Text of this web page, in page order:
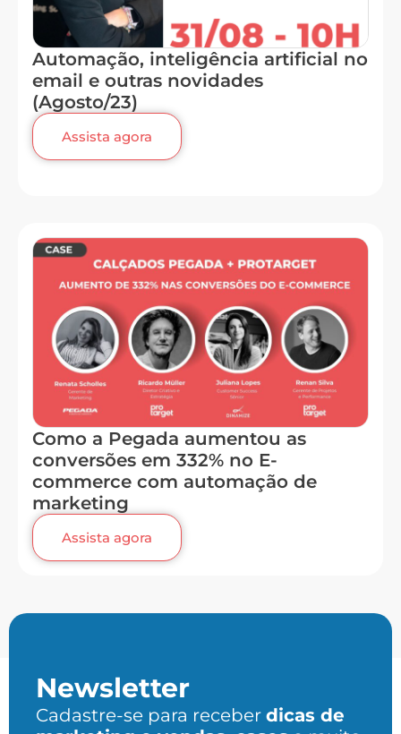
Automação, inteligência artificial no
email e outras novidades
(Agosto/23)
Assista agora
Como a Pegada aumentou as
conversões em 332% no E-
commerce com automação de
marketing
Assista agora
Newsletter
Cadastre-se para receber dicas de